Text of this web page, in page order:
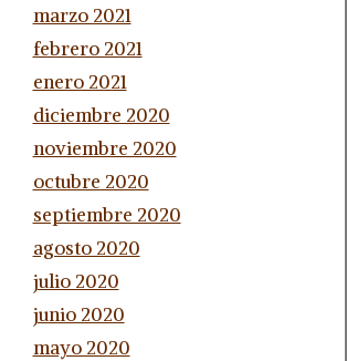
marzo 2021
febrero 2021
enero 2021
diciembre 2020
noviembre 2020
octubre 2020
septiembre 2020
agosto 2020
julio 2020
junio 2020
mayo 2020